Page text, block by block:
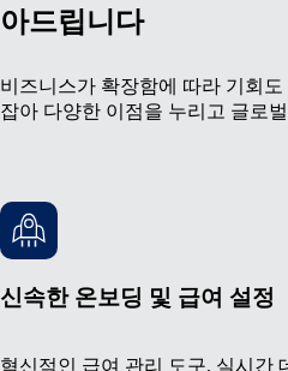
아드립니다
비즈니스가 확장함에 따라 기회도
잡아 다양한 이점을 누리고 글로
신속한 온보딩 및 급여 설정
혁신적인 급여 관리 도구, 실시간